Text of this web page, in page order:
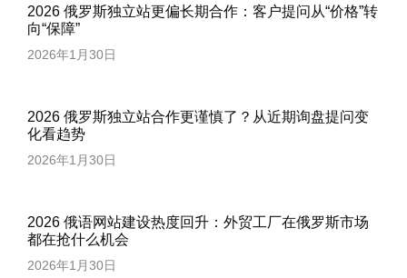
2026 俄罗斯独立站更偏长期合作：客户提问从“价格”转
向“保障”
2026年1月30日
2026 俄罗斯独立站合作更谨慎了？从近期询盘提问变
化看趋势
2026年1月30日
2026 俄语网站建设热度回升：外贸工厂在俄罗斯市场
都在抢什么机会
2026年1月30日